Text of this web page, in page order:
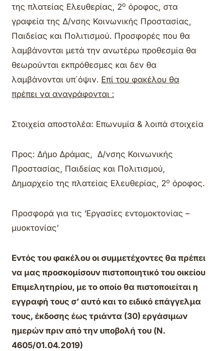
της πλατείας Ελευθερίας, 2ο όροφος, στα
γραφεία της Δ/νσης Κοινωνικής Προστασίας,
Παιδείας και Πολιτισμού. Προσφορές που θα
λαμβάνονται μετά την ανωτέρω προθεσμία θα
θεωρούνται εκπρόθεσμες και δεν θα
λαμβάνονται υπ΄όψιν. Επί του φακέλου θα
πρέπει να αναγράφονται :
Στοιχεία αποστολέα: Επωνυμία & λοιπά στοιχεία
Προς: Δήμο Δράμας, Δ/νσης Κοινωνικής
Προστασίας, Παιδείας και Πολιτισμού,
Δημαρχείο της πλατείας Ελευθερίας, 2ο όροφος.
Προσφορά για τις ‘Εργασίες εντομοκτονίας –
μυοκτονίας’
Εντός του φακέλου οι συμμετέχοντες θα πρέπει
να μας προσκομίσουν πιστοποιητικό του οικείου
Επιμελητηρίου, με το οποίο θα πιστοποιείται η
εγγραφή τους σ’ αυτό και το ειδικό επάγγελμα
τους, έκδοσης έως τριάντα (30) εργάσιμων
ημερών πριν από την υποβολή του (Ν.
4605/01.04.2019)